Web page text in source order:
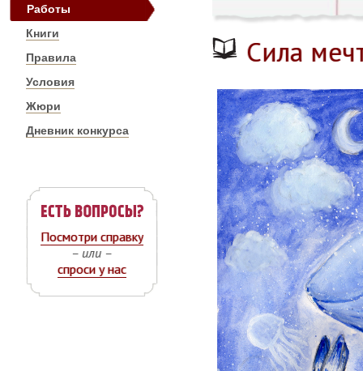
Работы
Книги
Правила
Условия
Жюри
Дневник конкурса
Посмотри справку
– или –
спроси у нас
Сила